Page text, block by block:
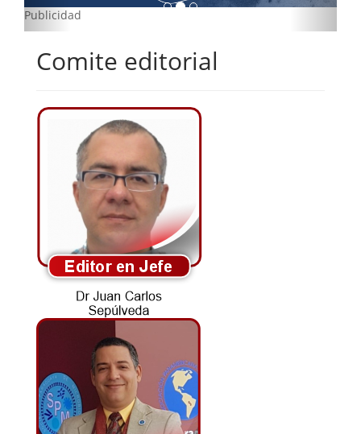
Publicidad
Comite editorial